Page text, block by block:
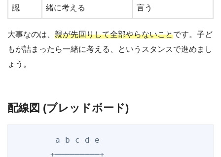
認
緒に考える
言う
大事なのは、 親が先回りして全部やらないことです。子ど
もが詰まったら一緒に考える、というスタンスで進めまし
ょう。
配線図 (ブレッドボード)